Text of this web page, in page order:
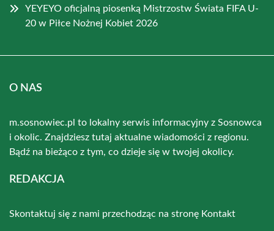
YEYEYO oficjalną piosenką Mistrzostw Świata FIFA U-
20 w Piłce Nożnej Kobiet 2026
O NAS
m.sosnowiec.pl to lokalny serwis informacyjny z Sosnowca
i okolic. Znajdziesz tutaj aktualne wiadomości z regionu.
Bądź na bieżąco z tym, co dzieje się w twojej okolicy.
REDAKCJA
Skontaktuj się z nami przechodząc na stronę Kontakt